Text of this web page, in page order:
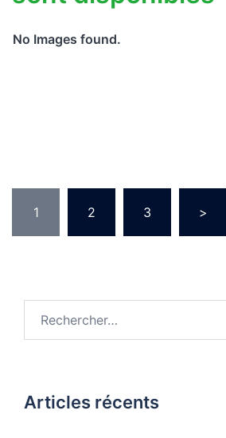
No Images found.
des
publications
1 2 3 >
Articles récents